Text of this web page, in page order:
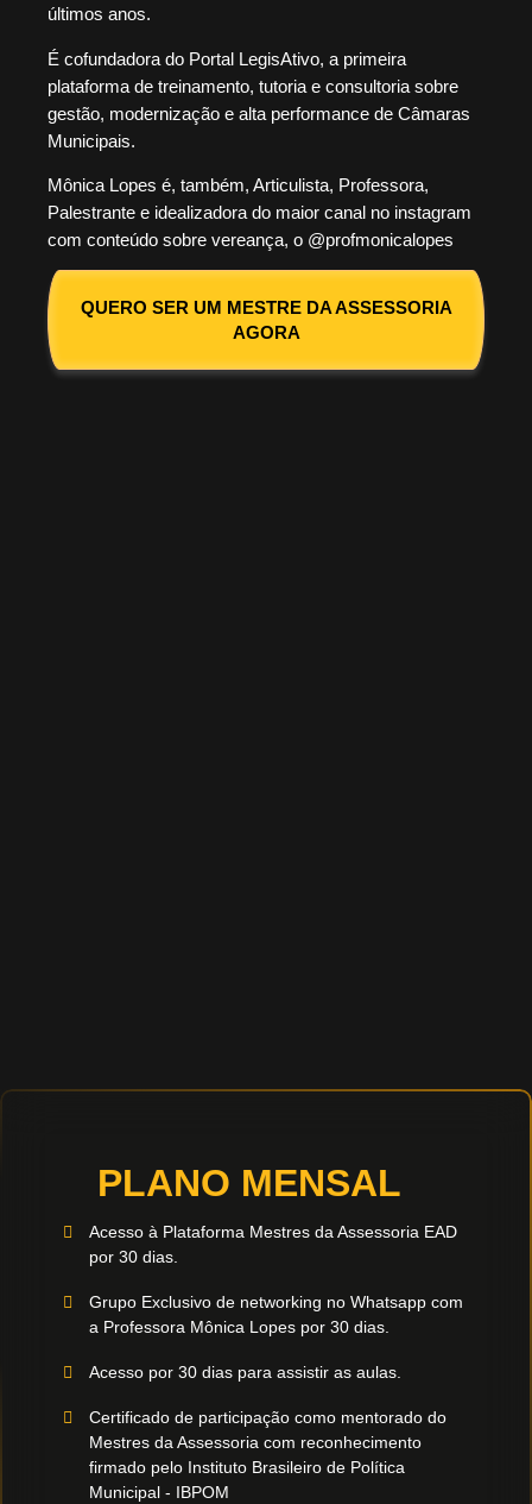
últimos anos.
É cofundadora do Portal LegisAtivo, a primeira
plataforma de treinamento, tutoria e consultoria sobre
gestão, modernização e alta performance de Câmaras
Municipais.
Mônica Lopes é, também, Articulista, Professora,
Palestrante e idealizadora do maior canal no instagram
com conteúdo sobre vereança, o @profmonicalopes
QUERO SER UM MESTRE DA ASSESSORIA
AGORA
PLANO MENSAL
Acesso à Plataforma Mestres da Assessoria EAD
por 30 dias.
Grupo Exclusivo de networking no Whatsapp com
a Professora Mônica Lopes por 30 dias.
Acesso por 30 dias para assistir as aulas.
Certificado de participação como mentorado do
Mestres da Assessoria com reconhecimento
firmado pelo Instituto Brasileiro de Política
Municipal - IBPOM